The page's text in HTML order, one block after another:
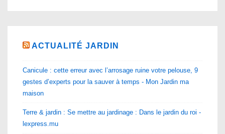
ACTUALITÉ JARDIN
Canicule : cette erreur avec l’arrosage ruine votre pelouse, 9
gestes d’experts pour la sauver à temps - Mon Jardin ma
maison
Terre & jardin : Se mettre au jardinage : Dans le jardin du roi -
lexpress.mu